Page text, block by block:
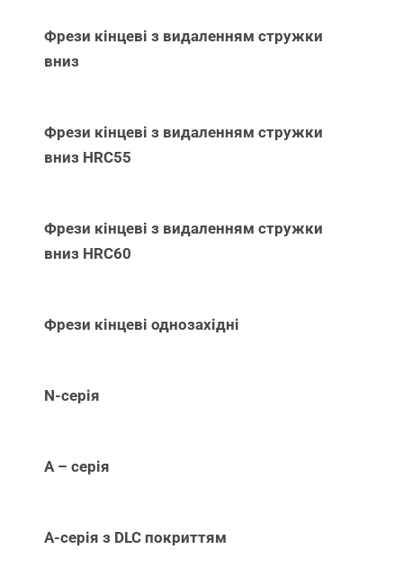
Фрези кінцеві з видаленням стружки
вниз
Фрези кінцеві з видаленням стружки
вниз НRC55
Фрези кінцеві з видаленням стружки
вниз НRC60
Фрези кінцеві однозахідні
N-серія
А – серія
А-серія з DLC покриттям